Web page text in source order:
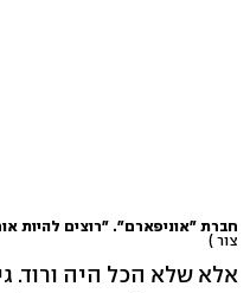
חברת "אוניפארם". "רוצים להיות
צור )
אלא שלא הכל היה ורוד.